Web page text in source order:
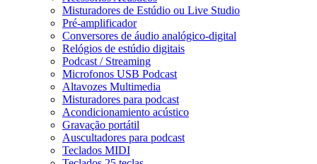
Misturadores de Estúdio ou Live Studio
Pré-amplificador
Conversores de áudio analógico-digital
Relógios de estúdio digitais
Podcast / Streaming
Microfonos USB Podcast
Altavozes Multimedia
Misturadores para podcast
Acondicionamiento acústico
Gravação portátil
Auscultadores para podcast
Teclados MIDI